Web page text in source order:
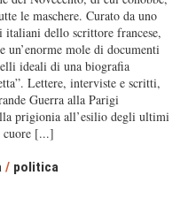
le maschere. Curato da uno
italiani dello scrittore francese,
un’enorme mole di documenti
ideali di una biografia
Lettere, interviste e scritti,
Guerra alla Parigi
prigionia all’esilio degli ultimi
cuore [...]
/ politica